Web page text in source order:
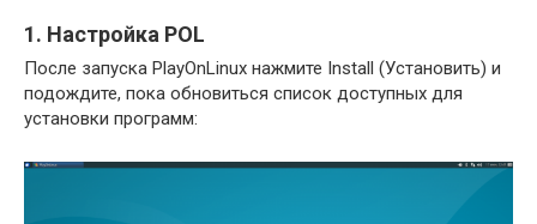
1. Настройка POL
После запуска PlayOnLinux нажмите Install (Установить) и
подождите, пока обновиться список доступных для
установки программ: